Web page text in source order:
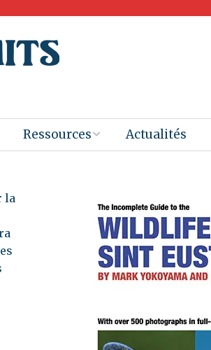
livres 2025-26
Ressources
Présentations
Actualités
la